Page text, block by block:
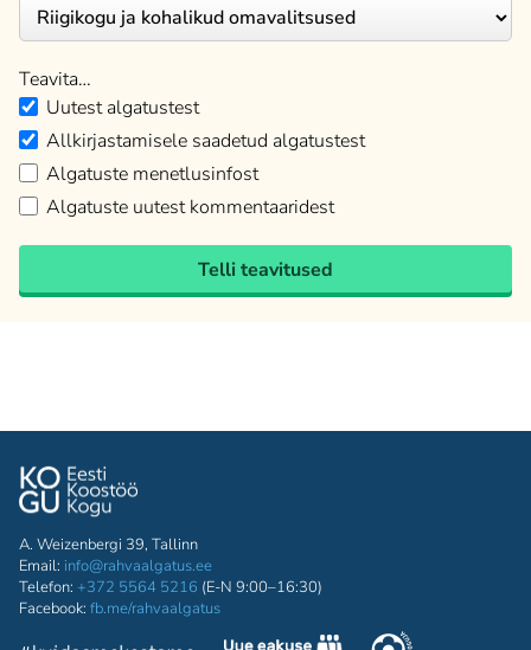
Teavita…
Uutest algatustest
Allkirjastamisele saadetud algatustest
Algatuste menetlusinfost
Algatuste uutest kommentaaridest
Telli teavitused
A. Weizenbergi 39, Tallinn
Email: info@rahvaalgatus.ee
Telefon: +372 5564 5216 (E-N 9:00–16:30)
Facebook: fb.me/rahvaalgatus